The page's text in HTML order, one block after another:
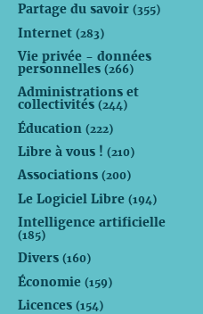
Partage du savoir (355)
Internet (283)
Vie privée - données
personnelles (266)
Administrations et
collectivités (244)
Éducation (222)
Libre à vous ! (210)
Associations (200)
Le Logiciel Libre (194)
Intelligence artificielle
(185)
Divers (160)
Économie (159)
Licences (154)